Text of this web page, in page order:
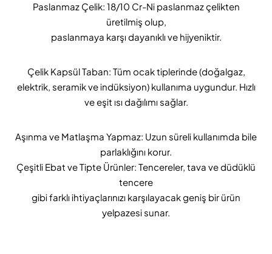
Paslanmaz Çelik: 18/10 Cr-Ni paslanmaz çelikten
üretilmiş olup,
paslanmaya karşı dayanıklı ve hijyeniktir.
Çelik Kapsül Taban: Tüm ocak tiplerinde (doğalgaz,
elektrik, seramik ve indüksiyon) kullanıma uygundur. Hızlı
ve eşit ısı dağılımı sağlar.
Aşınma ve Matlaşma Yapmaz: Uzun süreli kullanımda bile
parlaklığını korur.
Çeşitli Ebat ve Tipte Ürünler: Tencereler, tava ve düdüklü
tencere
gibi farklı ihtiyaçlarınızı karşılayacak geniş bir ürün
yelpazesi sunar.